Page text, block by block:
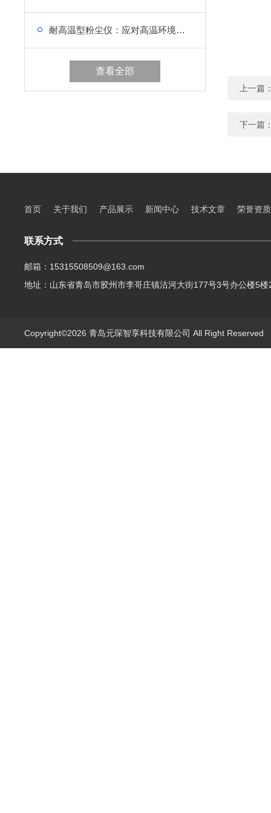
耐高温型粉尘仪：应对高温环境的粉尘监测设备
查看全部
上一篇
下一篇
首页 关于我们 产品展示 新闻中心 技术文章 荣誉资质
联系方式
邮箱：15315508509@163.com
地址：山东省青岛市胶州市李哥庄镇沽河大街177号3号办公楼5楼
Copyright©2026 青岛元琛智享科技有限公司 All Right